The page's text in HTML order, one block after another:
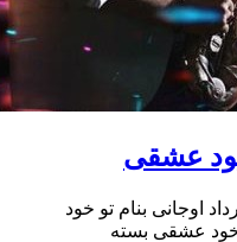
بسته
بنام تو خود